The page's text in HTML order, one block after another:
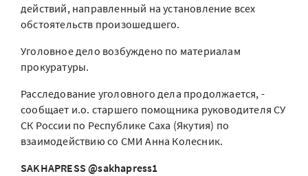
действий, направленный на установление всех
обстоятельств произошедшего.
Уголовное дело возбуждено по материалам
прокуратуры.
Расследование уголовного дела продолжается, -
сообщает и.о. старшего помощника руководителя СУ
СК России по Республике Саха (Якутия) по
взаимодействию со СМИ Анна Колесник.
SAKHAPRESS @sakhapress1